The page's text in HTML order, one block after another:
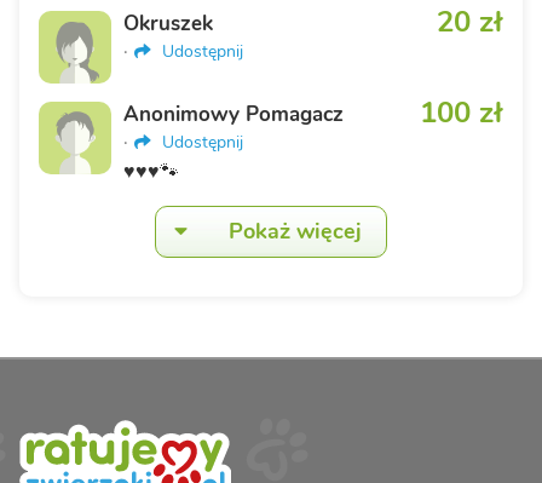
20 zł
Okruszek
· Udostępnij
100 zł
Anonimowy Pomagacz
· Udostępnij
♥️♥️♥️🐾
Pokaż więcej